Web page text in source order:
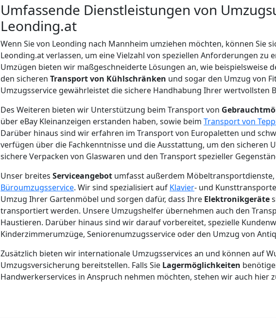
Umfassende Dienstleistungen von
Leonding.at
Wenn Sie von Leonding nach Mannheim umziehen möchten, können Sie
Leonding.at verlassen, um eine Vielzahl von speziellen Anforderungen zu
Umzügen bieten wir maßgeschneiderte Lösungen an, wie beispielsweise
den sicheren Transport von Kühlschränken und sogar den Umzug von
Umzugsservice gewährleistet die sichere Handhabung Ihrer wertvollsten
Des Weiteren bieten wir Unterstützung beim Transport von
über eBay Kleinanzeigen erstanden haben, sowie beim Transport von
Darüber hinaus sind wir erfahren im Transport von Europaletten und
verfügen über die Fachkenntnisse und die Ausstattung, um den sicheren
sichere Verpacken von Glaswaren und den Transport spezieller
Unser breites Serviceangebot umfasst außerdem Möbeltransportdienste,
Büroumzugsservice. Wir sind spezialisiert auf Klavier- und
Umzug Ihrer Gartenmöbel und sorgen dafür, dass Ihre Elektronikgeräte
transportiert werden. Unsere Umzugshelfer übernehmen auch den
Haustieren. Darüber hinaus sind wir darauf vorbereitet, spezielle
Kinderzimmerumzüge, Seniorenumzugsservice oder den Umzug von
Zusätzlich bieten wir internationale Umzugsservices an und können auf
Umzugsversicherung bereitstellen. Falls Sie Lagermöglichkeiten
Handwerkerservices in Anspruch nehmen möchten, stehen wir auch hier